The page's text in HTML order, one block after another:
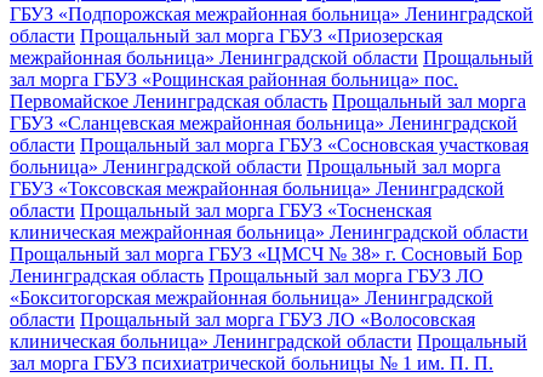
ГБУЗ «Подпорожская межрайонная больница» Ленинградской
области Прощальный зал морга ГБУЗ «Приозерская
межрайонная больница» Ленинградской области Прощальный
зал морга ГБУЗ «Рощинская районная больница» пос.
Первомайское Ленинградская область Прощальный зал морга
ГБУЗ «Сланцевская межрайонная больница» Ленинградской
области Прощальный зал морга ГБУЗ «Сосновская участковая
больница» Ленинградской области Прощальный зал морга
ГБУЗ «Токсовская межрайонная больница» Ленинградской
области Прощальный зал морга ГБУЗ «Тосненская
клиническая межрайонная больница» Ленинградской области
Прощальный зал морга ГБУЗ «ЦМСЧ № 38» г. Сосновый Бор
Ленинградская область Прощальный зал морга ГБУЗ ЛО
«Бокситогорская межрайонная больница» Ленинградской
области Прощальный зал морга ГБУЗ ЛО «Волосовская
клиническая больница» Ленинградской области Прощальный
зал морга ГБУЗ психиатрической больницы № 1 им. П. П.